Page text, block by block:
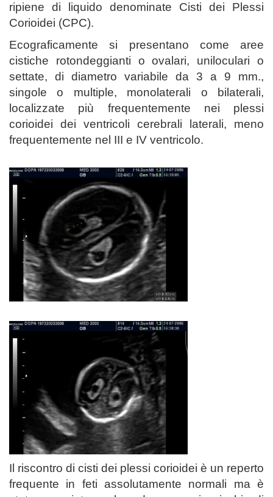
ripiene di liquido denominate Cisti dei Plessi
Corioidei (CPC).
Ecograficamente si presentano come aree
cistiche rotondeggianti o ovalari, uniloculari o
settate, di diametro variabile da 3 a 9 mm.,
singole o multiple, monolaterali o bilaterali,
localizzate più frequentemente nei plessi
corioidei dei ventricoli cerebrali laterali, meno
frequentemente nel III e IV ventricolo.
Il riscontro di cisti dei plessi corioidei è un reperto
frequente in feti assolutamente normali ma è